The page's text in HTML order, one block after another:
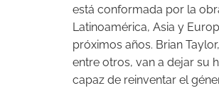
está conformada por la
Latinoamérica, Asia y
próximos años. Brian
entre otros, van a dejar su
capaz de reinventar el